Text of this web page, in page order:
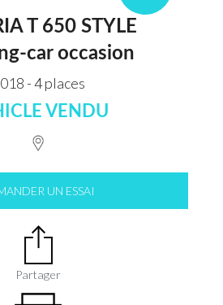
T 650 STYLE
car occasion
- 4 places
VENDU
UN ESSAI
Partager